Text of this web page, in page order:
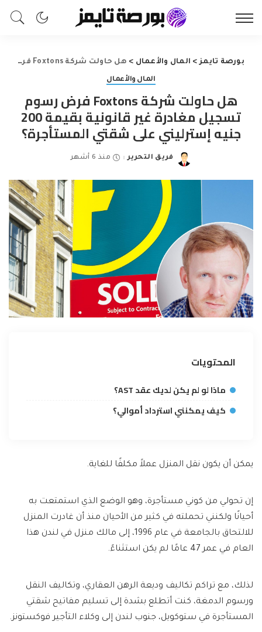
بورصة تايمز> المال والأعمال > هل حاولت شركة Foxtons فرض رسوم تسجيل مغادرة غير قانونية بقيمة 200 جنيه إسترليني على شقتي المستأجرة؟
المال والأعمال
هل حاولت شركة Foxtons فرض رسوم
تسجيل مغادرة غير قانونية بقيمة 200
جنيه إسترليني على شقتي المستأجرة؟
Posted
فريق التحرير منذ 6 أشهر
المحتويات
ماذا لو لم يكن لديك عقد AST؟
كيف يمكنني استرداد أموالي؟
يمكن أن يكون نقل المنزل عملاً مكلفًا للغاية.
إن تحولي من كوني مستأجرة، وهو الوضع الذي استمتعت به
أحيانًا ولكنني تحملته في كثير من الأحيان منذ أن غادرت المنزل
للالتحاق بالجامعة في عام 1996، إلى مالك منزل في لندن هذا
العام في عمر 47 عامًا لم يكن استثناءً.
لذلك، مع تراكم تكاليف وديعة الرهن العقاري، وتكاليف النقل
ورسوم الدمغة، كنت أتطلع بشدة إلى تسليم مفاتيح شقتي
المستأجرة في ستوكويل، جنوب لندن إلى وكلاء التأجير فوكستونز.